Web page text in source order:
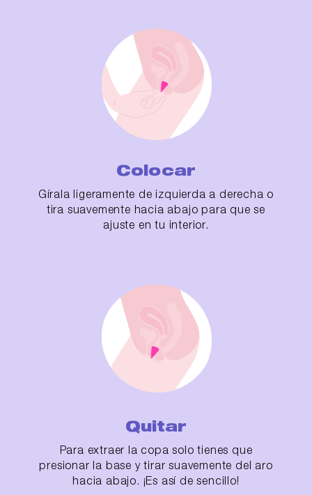
Colocar
Gírala ligeramente de izquierda a derecha o
tira suavemente hacia abajo para que se
ajuste en tu interior.
Quitar
Para extraer la copa solo tienes que
presionar la base y tirar suavemente del aro
hacia abajo. ¡Es así de sencillo!